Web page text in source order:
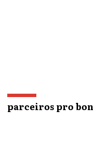
parceiros pro